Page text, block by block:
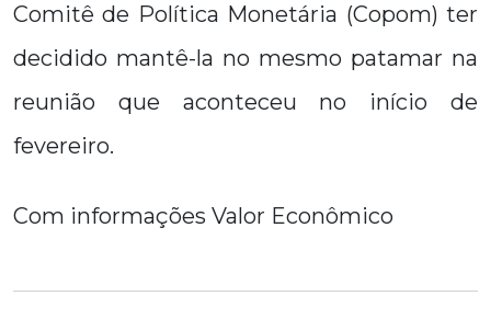
Comitê de Política Monetária (Copom) ter
decidido mantê-la no mesmo patamar na
reunião que aconteceu no início de
fevereiro.
Com informações Valor Econômico